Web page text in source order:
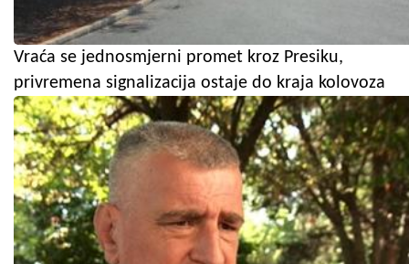
Vraća se jednosmjerni promet kroz Presiku,
privremena signalizacija ostaje do kraja kolovoza